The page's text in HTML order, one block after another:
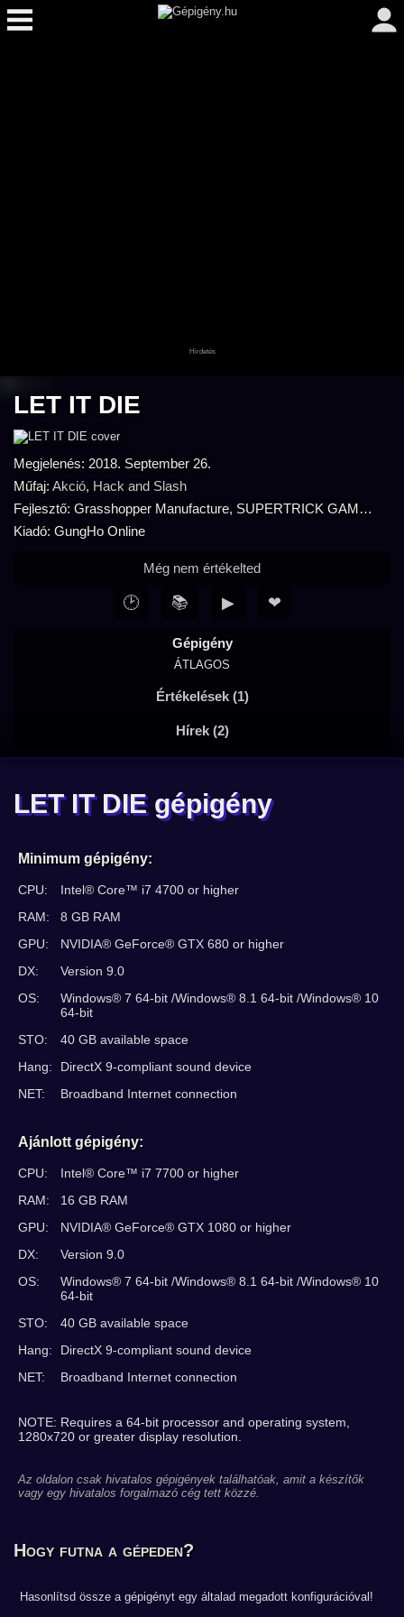
LET IT DIE
Megjelenés: 2018. September 26.
Műfaj: Akció, Hack and Slash
Fejlesztő: Grasshopper Manufacture, SUPERTRICK GAMES
Kiadó: GungHo Online
Gépigény
ÁTLAGOS
Értékelések (1)
Hírek (2)
Még nem értékelted
🕑 📚 ▶ ❤
LET IT DIE gépigény
Minimum gépigény:
CPU:
Intel® Core™ i7 4700 or higher
RAM:
8 GB RAM
GPU:
NVIDIA® GeForce® GTX 680 or higher
DX:
Version 9.0
OS:
Windows® 7 64-bit /Windows® 8.1 64-bit /Windows® 10
64-bit
STO:
40 GB available space
Hang:
DirectX 9-compliant sound device
NET:
Broadband Internet connection
Ajánlott gépigény:
CPU:
Intel® Core™ i7 7700 or higher
RAM:
16 GB RAM
GPU:
NVIDIA® GeForce® GTX 1080 or higher
DX:
Version 9.0
OS:
Windows® 7 64-bit /Windows® 8.1 64-bit /Windows® 10
64-bit
STO:
40 GB available space
Hang:
DirectX 9-compliant sound device
NET:
Broadband Internet connection
NOTE: Requires a 64-bit processor and operating system,
1280x720 or greater display resolution.
Az oldalon csak hivatalos gépigények találhatóak, amit a készítők
vagy egy hivatalos forgalmazó cég tett közzé.
Hogy futna a gépeden?
Hasonlítsd össze a gépigényt egy általad megadott konfigurációval!